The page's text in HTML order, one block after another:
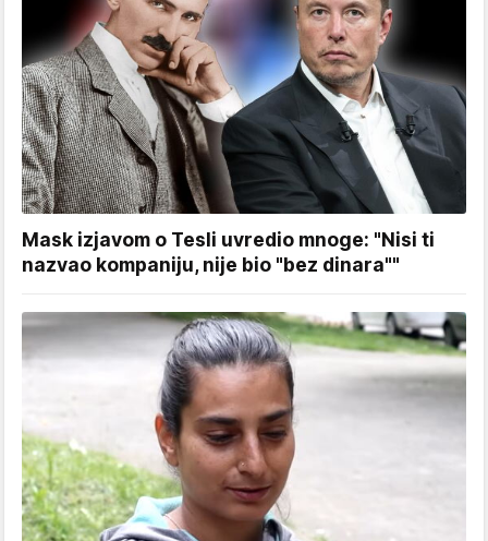
Mask izjavom o Tesli uvredio mnoge: "Nisi ti
nazvao kompaniju, nije bio "bez dinara""